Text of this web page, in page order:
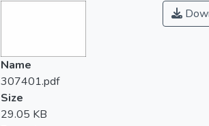
Name
307401.pdf
Size
29.05 KB